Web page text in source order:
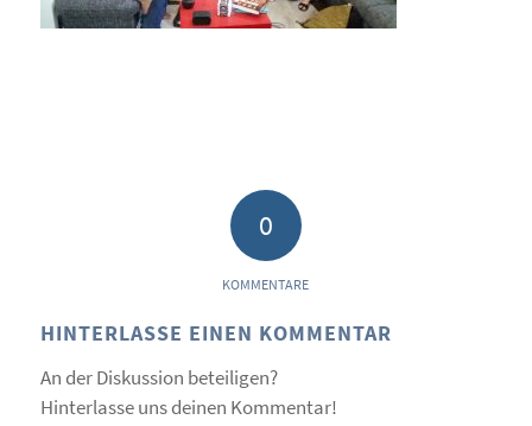
0
KOMMENTARE
HINTERLASSE EINEN KOMMENTAR
An der Diskussion beteiligen?
Hinterlasse uns deinen Kommentar!